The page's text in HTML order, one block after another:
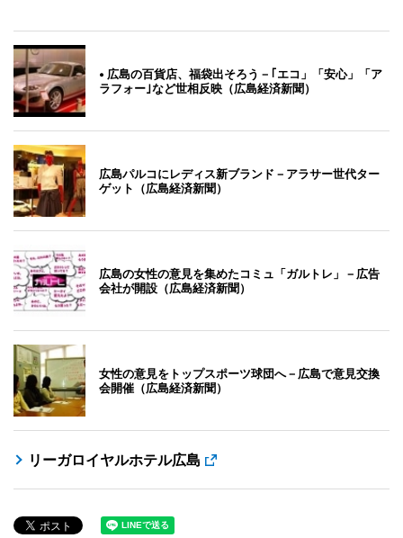
• 広島の百貨店、福袋出そろう－｢エコ」「安心」「ア
ラフォー｣など世相反映（広島経済新聞）
広島パルコにレディス新ブランド－アラサー世代ター
ゲット（広島経済新聞）
広島の女性の意見を集めたコミュ「ガルトレ」－広告
会社が開設（広島経済新聞）
女性の意見をトップスポーツ球団へ－広島で意見交換
会開催（広島経済新聞）
リーガロイヤルホテル広島